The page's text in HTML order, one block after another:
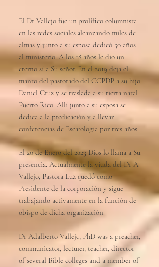
El Dr Vallejo fue un prolífico columnista
en las redes sociales alcanzando miles de
almas y junto a su esposa dedicó 50 años
al ministerio. A los 18 años le dio un
eterno sí a Su señor. En el 2019 deja el
manto del pastorado del CCPDP a su hijo
Daniel Cruz y se traslada a su tierra natal
Puerto Rico. Allí junto a su esposa se
dedica a la predicación y a llevar
conferencias de Escatología por tres años.
El 20 de Enero del 2023 Dios lo llama a Su
presencia. Actualmente la viuda del Dr A
Vallejo, Pastora Luz quedó como
Presidente de la corporación y sigue
trabajando activamente en la función de
obispo de dicha organización.
Dr Adalberto Vallejo, PhD was a preacher,
communicator, lecturer, teacher, director
of several Bible colleges and a member of